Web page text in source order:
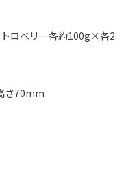
ロベリー各約100g×各2
さ70mm